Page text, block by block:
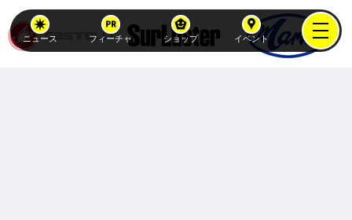
ニュース フィーチャ ショップ イベント